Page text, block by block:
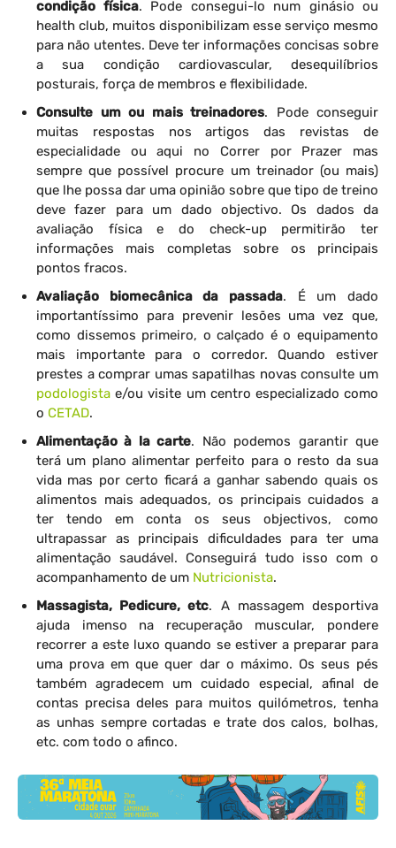
condição física. Pode consegui-lo num ginásio ou
health club, muitos disponibilizam esse serviço mesmo
para não utentes. Deve ter informações concisas sobre
a sua condição cardiovascular, desequilíbrios
posturais, força de membros e flexibilidade.
Consulte um ou mais treinadores. Pode conseguir
muitas respostas nos artigos das revistas de
especialidade ou aqui no Correr por Prazer mas
sempre que possível procure um treinador (ou mais)
que lhe possa dar uma opinião sobre que tipo de treino
deve fazer para um dado objectivo. Os dados da
avaliação física e do check-up permitirão ter
informações mais completas sobre os principais
pontos fracos.
Avaliação biomecânica da passada. É um dado
importantíssimo para prevenir lesões uma vez que,
como dissemos primeiro, o calçado é o equipamento
mais importante para o corredor. Quando estiver
prestes a comprar umas sapatilhas novas consulte um
podologista e/ou visite um centro especializado como
o CETAD.
Alimentação à la carte. Não podemos garantir que
terá um plano alimentar perfeito para o resto da sua
vida mas por certo ficará a ganhar sabendo quais os
alimentos mais adequados, os principais cuidados a
ter tendo em conta os seus objectivos, como
ultrapassar as principais dificuldades para ter uma
alimentação saudável. Conseguirá tudo isso com o
acompanhamento de um Nutricionista.
Massagista, Pedicure, etc. A massagem desportiva
ajuda imenso na recuperação muscular, pondere
recorrer a este luxo quando se estiver a preparar para
uma prova em que quer dar o máximo. Os seus pés
também agradecem um cuidado especial, afinal de
contas precisa deles para muitos quilómetros, tenha
as unhas sempre cortadas e trate dos calos, bolhas,
etc. com todo o afinco.